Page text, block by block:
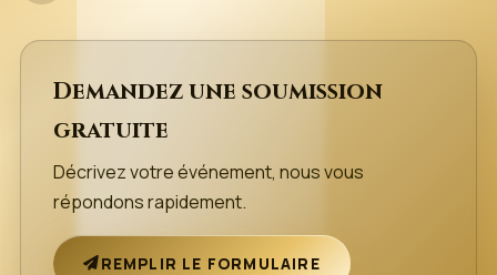
Demandez une soumission
gratuite
Décrivez votre événement, nous vous
répondons rapidement.
REMPLIR LE FORMULAIRE